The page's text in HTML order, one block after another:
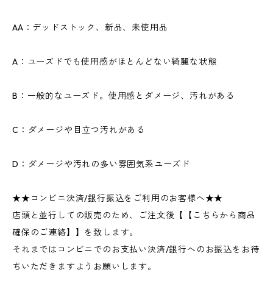
AA：デッドストック、新品、未使用品
A：ユーズドでも使用感がほとんどない綺麗な状態
B：一般的なユーズド。使用感とダメージ、汚れがある
C：ダメージや目立つ汚れがある
D：ダメージや汚れの多い雰囲気系ユーズド
★★コンビニ決済/銀行振込をご利用のお客様へ★★
店頭と並行しての販売のため、ご注文後【【こちらから商品
確保のご連絡】】を致します。
それまではコンビニでのお支払い決済/銀行へのお振込をお待
ちいただきますようお願いします。